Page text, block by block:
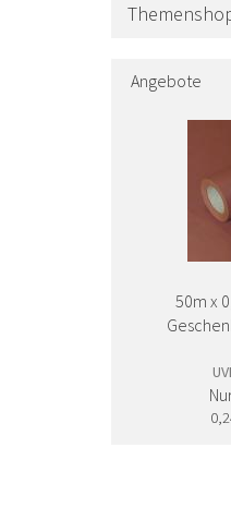
Angebote
50m x